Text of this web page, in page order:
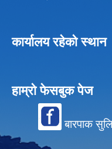
कार्यालय रहेको स्थान
हाम्रो फेसबुक पेज
बारपाक